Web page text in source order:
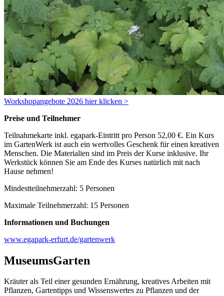
Workshopangebote 2026 hier klicken >
Preise und Teilnehmer
Teilnahmekarte inkl. egapark-Eintritt pro Person 52,00 €. Ein Kurs
im GartenWerk ist auch ein wertvolles Geschenk für einen kreativen
Menschen. Die Materialien sind im Preis der Kurse inklusive. Ihr
Werkstück können Sie am Ende des Kurses natürlich mit nach
Hause nehmen!
Mindestteilnehmerzahl: 5 Personen
Maximale Teilnehmerzahl: 15 Personen
Informationen und Buchungen
www.egapark-erfurt.de/gartenwerk
MuseumsGarten
Kräuter als Teil einer gesunden Ernährung, kreatives Arbeiten mit
Pflanzen, Gartentipps und Wissenswertes zu Pflanzen und der